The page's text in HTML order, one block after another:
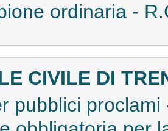
ordinaria -
CIVILE DI
pubblici